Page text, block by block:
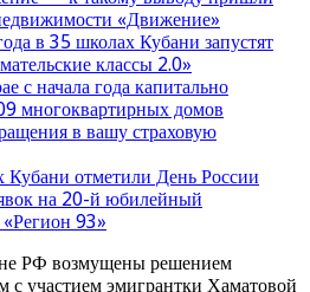
«Движение»
в 35 школах Кубани запустят
классы 2.0»
с начала года капитально
многоквартирных домов
в вашу страховую
Кубани отметили День России
на 20-й юбилейный
93»
РФ возмущены решением
с участием эмигрантки Хаматовой